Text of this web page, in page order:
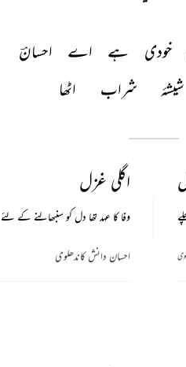
خودی ہے اے
احسانؔ
شیشۂ شراب اٹھا
اگلی غزل
وفا کا عہد تھا دل کو سنبھالنے کے لئے
احسان دانش کاندھلوی